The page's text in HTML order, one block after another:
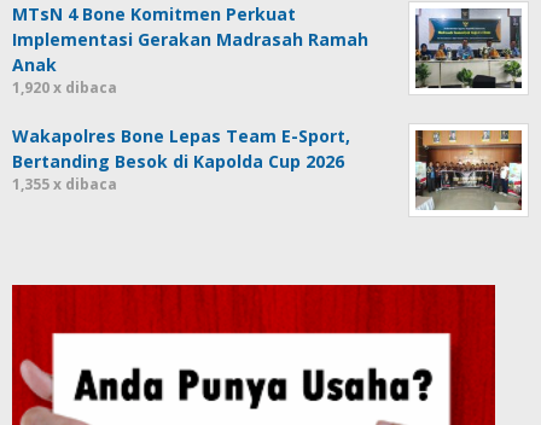
MTsN 4 Bone Komitmen Perkuat
Implementasi Gerakan Madrasah Ramah
Anak
1,920 x dibaca
Wakapolres Bone Lepas Team E-Sport,
Bertanding Besok di Kapolda Cup 2026
1,355 x dibaca